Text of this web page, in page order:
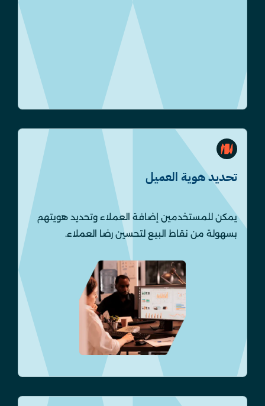
تحديد هوية العميل
يمكن للمستخدمين إضافة العملاء وتحديد هويتهم
بسهولة من نقاط البيع لتحسين رضا العملاء.